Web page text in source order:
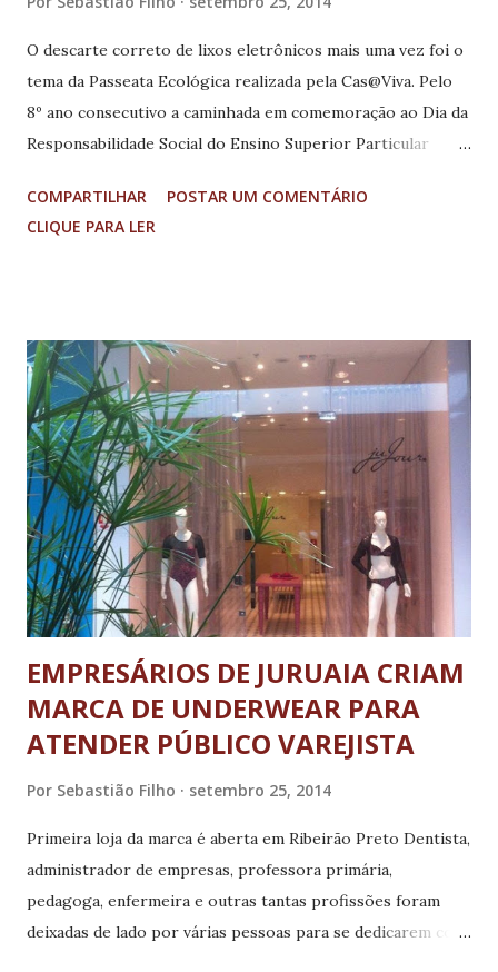
O descarte correto de lixos eletrônicos mais uma vez foi o
tema da Passeata Ecológica realizada pela Cas@Viva. Pelo
8º ano consecutivo a caminhada em comemoração ao Dia da
Responsabilidade Social do Ensino Superior Particular
Minas. A passeata, que seguiu até a praça central animada
pelos jovens do programa social do Inatel e funcionários
coordenadora do Projeto "Lixo Eletrônico, Não Descarte
Essa Ideia" Débora Ribeiro, o número arrecadado
representa o quanto a população vem se conscientizando
da importância em fazer o descarte correto desses
materiais. "A cada ano estamos vendo a adesão das pessoas
em nossa campanha. Elas já estão habituadas a guardar esse
tipo de material para descartá-lo nessa ação. É muito válido
para nós saber que vamos dar o destin...
COMPARTILHAR
POSTAR UM COMENTÁRIO
CLIQUE PARA LER
EMPRESÁRIOS DE JURUAIA CRIAM
MARCA DE UNDERWEAR PARA
ATENDER PÚBLICO VAREJISTA
Por Sebastião Filho setembro 25, 2014
Primeira loja da marca é aberta em Ribeirão Preto Dentista,
administrador de empresas, professora primária,
pedagoga, enfermeira e outras tantas profissões foram
deixadas de lado por várias pessoas para se dedicarem com